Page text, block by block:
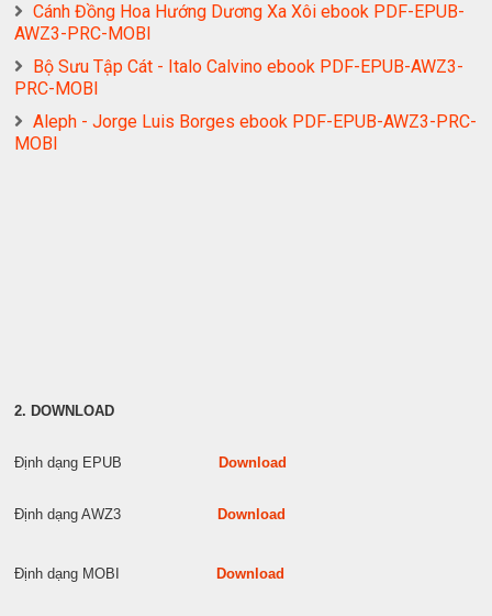
Cánh Đồng Hoa Hướng Dương Xa Xôi ebook PDF-EPUB-
AWZ3-PRC-MOBI
Bộ Sưu Tập Cát - Italo Calvino ebook PDF-EPUB-AWZ3-
PRC-MOBI
Aleph - Jorge Luis Borges ebook PDF-EPUB-AWZ3-PRC-
MOBI
2. DOWNLOAD
Định dạng EPUB Download
Định dạng AWZ3 Download
Định dạng MOBI Download